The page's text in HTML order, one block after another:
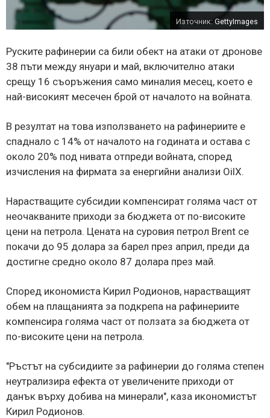
Източник: GettyImages
Руските рафинерии са били обект на атаки от дронове
38 пъти между януари и май, включително атаки
срещу 16 съоръжения само миналия месец, което е
най-високият месечен брой от началото на войната.
В резултат на това използването на рафинериите е
спаднало с 14% от началото на годината и остава с
около 20% под нивата отпреди войната, според
изчисления на фирмата за енергийни анализи OilX.
Нарастващите субсидии компенсират голяма част от
неочакваните приходи за бюджета от по-високите
цени на петрола. Цената на суровия петрол Brent се
покачи до 95 долара за барел през април, преди да
достигне средно около 87 долара през май.
Според икономиста Кирил Родионов, нарастващият
обем на плащанията за подкрепа на рафинериите
компенсира голяма част от ползата за бюджета от
по-високите цени на петрола.
"Ръстът на субсидиите за рафинерии до голяма степен
неутрализира ефекта от увеличените приходи от
данък върху добива на минерали", каза икономистът
Кирил Родионов.